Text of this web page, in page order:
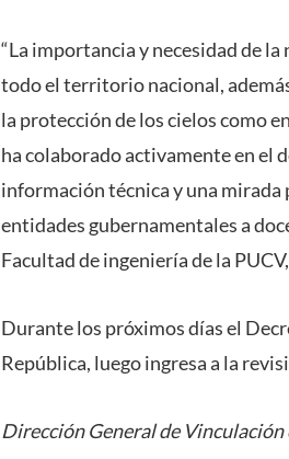
“La importancia y necesidad de
todo el territorio nacional,
la protección de los cielos como
ha colaborado activamente en el
información técnica y una mirada
entidades gubernamentales a
Facultad de ingeniería de la
Durante los próximos días el
República, luego ingresa a la
Dirección General de